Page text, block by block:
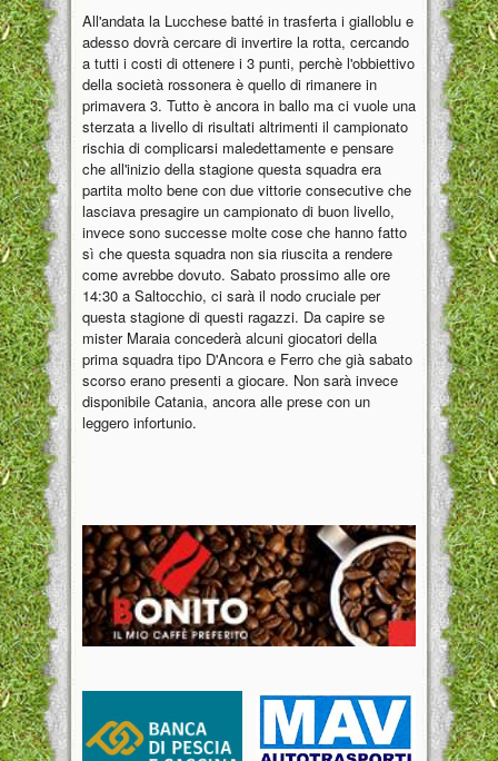
All'andata la Lucchese batté in trasferta i gialloblu e
adesso dovrà cercare di invertire la rotta, cercando
a tutti i costi di ottenere i 3 punti, perchè l'obbiettivo
della società rossonera è quello di rimanere in
primavera 3. Tutto è ancora in ballo ma ci vuole una
sterzata a livello di risultati altrimenti il campionato
rischia di complicarsi maledettamente e pensare
che all'inizio della stagione questa squadra era
partita molto bene con due vittorie consecutive che
lasciava presagire un campionato di buon livello,
invece sono successe molte cose che hanno fatto
sì che questa squadra non sia riuscita a rendere
come avrebbe dovuto. Sabato prossimo alle ore
14:30 a Saltocchio, ci sarà il nodo cruciale per
questa stagione di questi ragazzi. Da capire se
mister Maraia concederà alcuni giocatori della
prima squadra tipo D'Ancora e Ferro che già sabato
scorso erano presenti a giocare. Non sarà invece
disponibile Catania, ancora alle prese con un
leggero infortunio.